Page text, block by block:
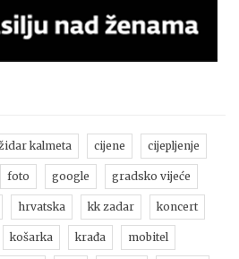
kalmeta cijene cijepljenje
foto google gradsko vijeće
hrvatska kk zadar koncert
košarka krađa mobitel